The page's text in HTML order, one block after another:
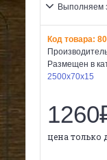
Выполняем
Код товара:
Размещен в
2500х70х15
цена только